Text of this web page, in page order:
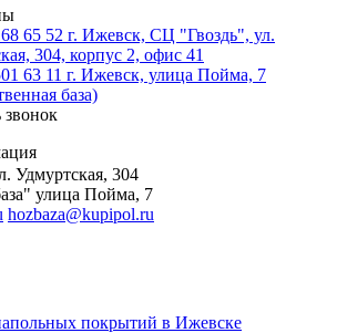
65 52 г. Ижевск, СЦ "Гвоздь", ул.
304, корпус 2, офис 41
63 11 г. Ижевск, улица Пойма, 7
база)
звонок
Удмуртская, 304
улица Пойма, 7
hozbaza@kupipol.ru
покрытий в Ижевске